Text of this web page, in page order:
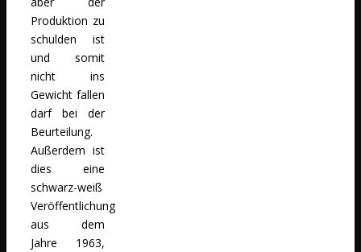
Produktion zu
schulden ist
und somit
nicht ins
Gewicht fallen
darf bei der
Beurteilung.
Außerdem ist
dies eine
schwarz-weiß
Veröffentlichung
aus dem
Jahre 1963,